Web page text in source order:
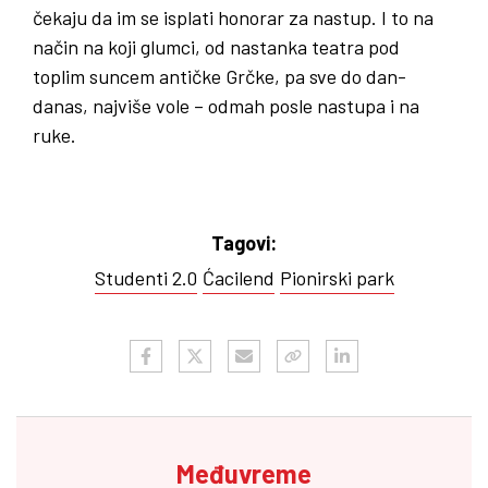
čekaju da im se isplati honorar za nastup. I to na
način na koji glumci, od nastanka teatra pod
toplim suncem antičke Grčke, pa sve do dan-
danas, najviše vole – odmah posle nastupa i na
ruke.
Tagovi:
Studenti 2.0 Ćacilend Pionirski park
Međuvreme